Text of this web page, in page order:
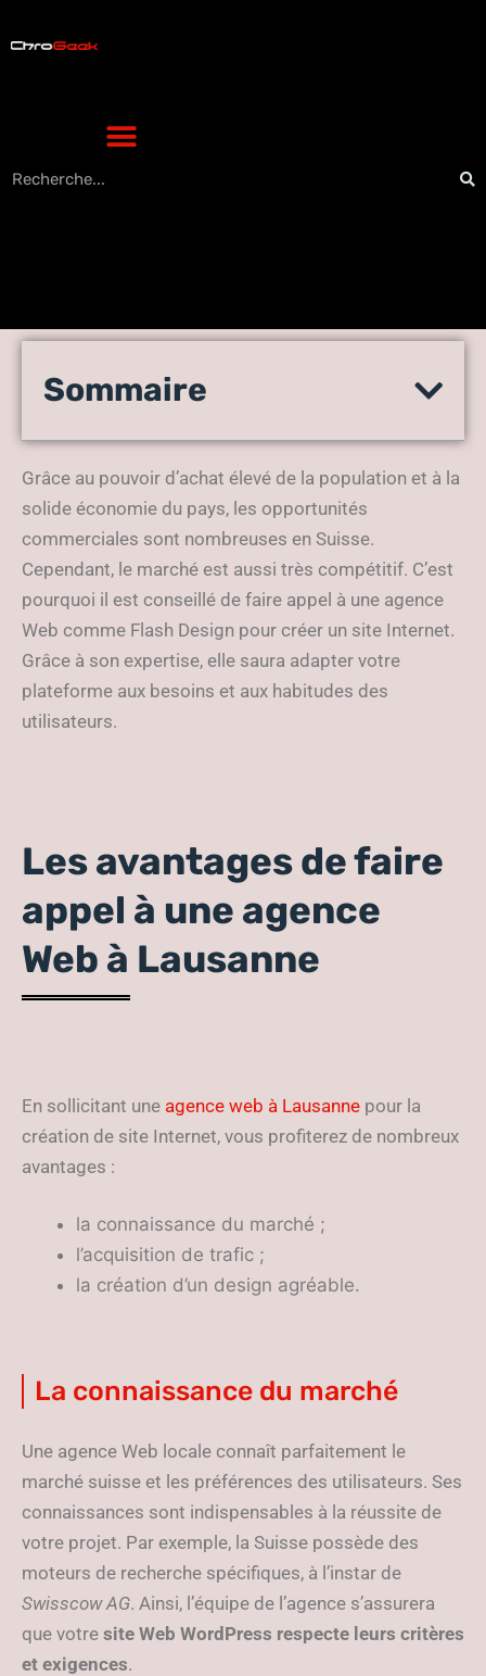
Agence Web à Lausanne :
qui vise le marché suisse
Sommaire
Grâce au pouvoir d’achat élevé de la population et à la
solide économie du pays, les opportunités
commerciales sont nombreuses en Suisse.
Cependant, le marché est aussi très compétitif. C’est
pourquoi il est conseillé de faire appel à une agence
Web comme Flash Design pour créer un site Internet.
Grâce à son expertise, elle saura adapter votre
plateforme aux besoins et aux habitudes des
utilisateurs.
Les avantages de faire
appel à une agence
Web à Lausanne
En sollicitant une agence web à Lausanne pour la
création de site Internet, vous profiterez de nombreux
avantages :
la connaissance du marché ;
l’acquisition de trafic ;
la création d’un design agréable.
La connaissance du marché
Une agence Web locale connaît parfaitement le
marché suisse et les préférences des utilisateurs. Ses
connaissances sont indispensables à la réussite de
votre projet. Par exemple, la Suisse possède des
moteurs de recherche spécifiques, à l’instar de
Swisscow AG. Ainsi, l’équipe de l’agence s’assurera
que votre site Web WordPress respecte leurs critères
et exigences.